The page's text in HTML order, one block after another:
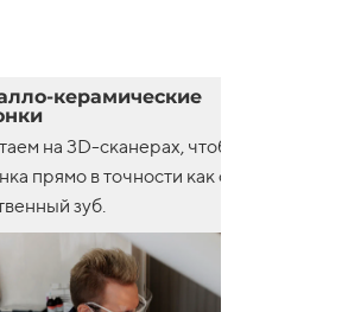
керамические
на 3D-сканерах, чтобы
прямо в точности как свой
зуб.